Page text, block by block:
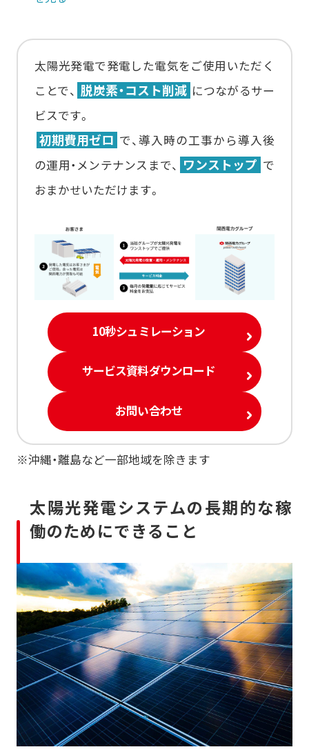
太陽光発電で発電した電気をご使用いただく
ことで、 脱炭素・コスト削減 につながるサー
ビスです。
初期費用ゼロ で、導入時の工事から導入後
の運用・メンテナンスまで、 ワンストップ で
おまかせいただけます。
10秒シュミレーション
サービス資料ダウンロード
お問い合わせ
※沖縄・離島など一部地域を除きます
太陽光発電システムの長期的な稼
働のためにできること